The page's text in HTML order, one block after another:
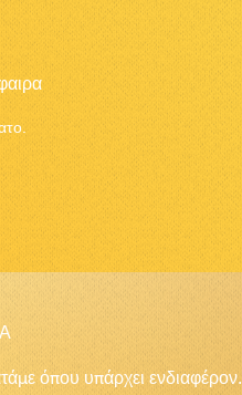
όπου υπάρχει ενδιαφέρον.